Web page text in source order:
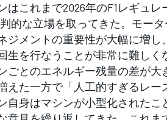
これまで2026年のF1レギュレ
判的な立場を取ってきた。モー
ジメントの重要性が大幅に増
生を行なうことが非常に難しく
ごとのエネルギー残量の差が大
えた一方で「人工的すぎるレー
身はマシンが小型化されたこ